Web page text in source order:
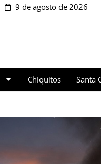
9 de agosto de 2026
Chiquitos Santa